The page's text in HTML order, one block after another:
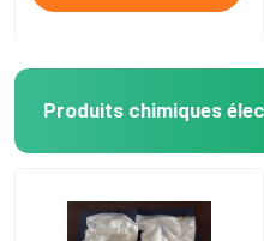
Produits chimiques